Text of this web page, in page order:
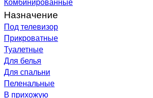
Назначение
Под телевизор
Прикроватные
Туалетные
Для белья
Для спальни
Пеленальные
В прихожую